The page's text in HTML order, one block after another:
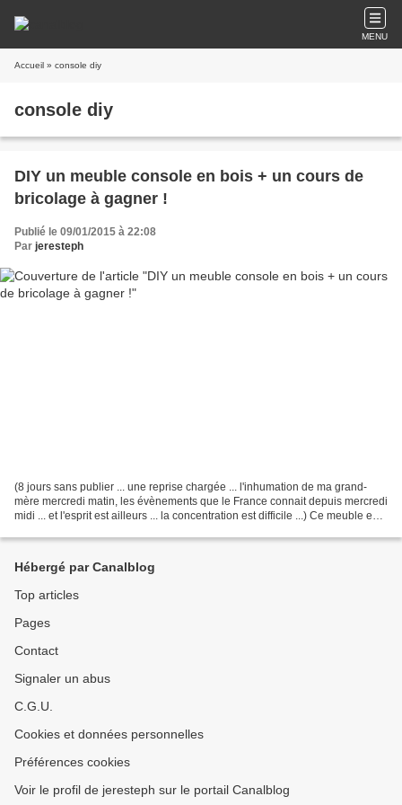
MENU
Accueil » console diy
console diy
DIY un meuble console en bois + un cours de
bricolage à gagner !
Publié le 09/01/2015 à 22:08
Par jeresteph
(8 jours sans publier ... une reprise chargée ... l'inhumation de ma grand-
mère mercredi matin, les évènements que le France connait depuis mercredi
midi ... et l'esprit est ailleurs ... la concentration est difficile ...) Ce meuble est
Hébergé par Canalblog
Top articles
Pages
Contact
Signaler un abus
C.G.U.
Cookies et données personnelles
Préférences cookies
Voir le profil de jeresteph sur le portail Canalblog